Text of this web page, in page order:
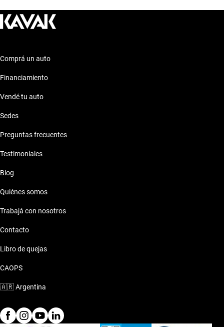
Comprá un auto
Financiamiento
Vendé tu auto
Sedes
Preguntas frecuentes
Testimoniales
Blog
Quiénes somos
Trabajá con nosotros
Contacto
Libro de quejas
CAOPS
🇦🇷Argentina